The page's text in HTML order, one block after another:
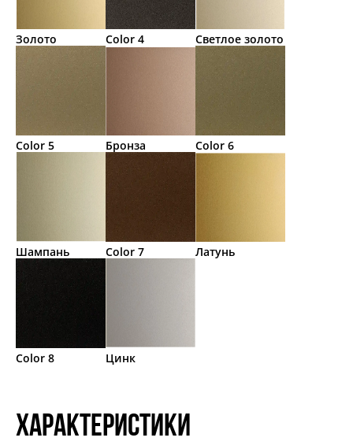
Золото Color 4 Светлое золото
Color 5 Бронза Color 6
Шампань Color 7 Латунь
Color 8 Цинк
ХАРАКТЕРИСТИКИ